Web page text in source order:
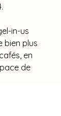
in-us
bien plus
en
de